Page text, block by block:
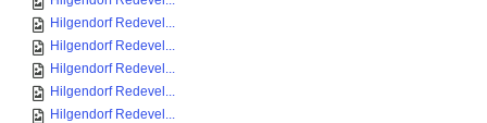
Hilgendorf Redevel...
Hilgendorf Redevel...
Hilgendorf Redevel...
Hilgendorf Redevel...
Hilgendorf Redevel...